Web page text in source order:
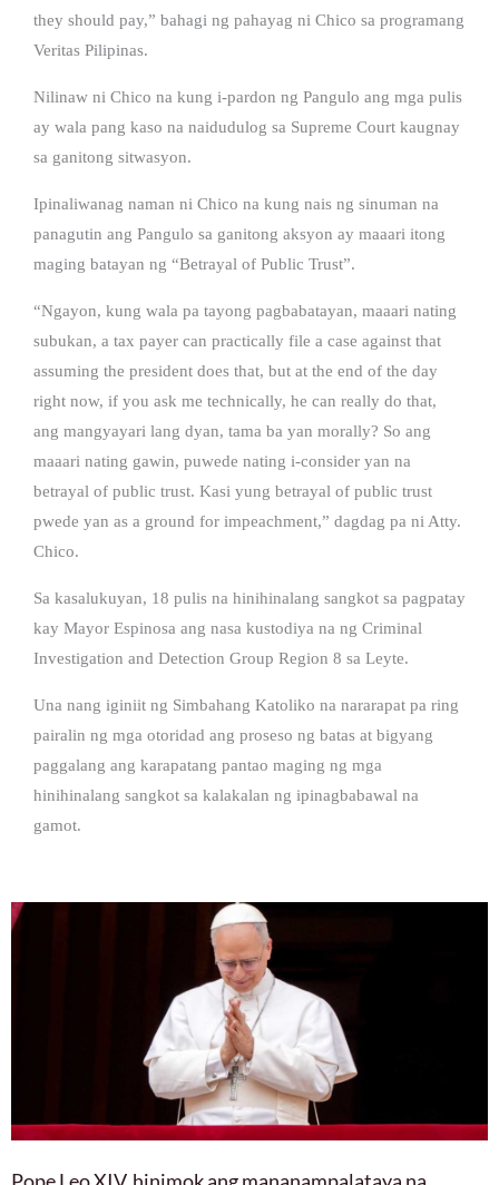
they should pay,” bahagi ng pahayag ni Chico sa programang
Veritas Pilipinas.
Nilinaw ni Chico na kung i-pardon ng Pangulo ang mga pulis
ay wala pang kaso na naidudulog sa Supreme Court kaugnay
sa ganitong sitwasyon.
Ipinaliwanag naman ni Chico na kung nais ng sinuman na
panagutin ang Pangulo sa ganitong aksyon ay maaari itong
maging batayan ng “Betrayal of Public Trust”.
“Ngayon, kung wala pa tayong pagbabatayan, maaari nating
subukan, a tax payer can practically file a case against that
assuming the president does that, but at the end of the day
right now, if you ask me technically, he can really do that,
ang mangyayari lang dyan, tama ba yan morally? So ang
maaari nating gawin, puwede nating i-consider yan na
betrayal of public trust. Kasi yung betrayal of public trust
pwede yan as a ground for impeachment,” dagdag pa ni Atty.
Chico.
Sa kasalukuyan, 18 pulis na hinihinalang sangkot sa pagpatay
kay Mayor Espinosa ang nasa kustodiya na ng Criminal
Investigation and Detection Group Region 8 sa Leyte.
Una nang iginiit ng Simbahang Katoliko na nararapat pa ring
pairalin ng mga otoridad ang proseso ng batas at bigyang
paggalang ang karapatang pantao maging ng mga
hinihinalang sangkot sa kalakalan ng ipinagbabawal na
gamot.
Pope Leo XIV, hinimok ang mananampalataya na